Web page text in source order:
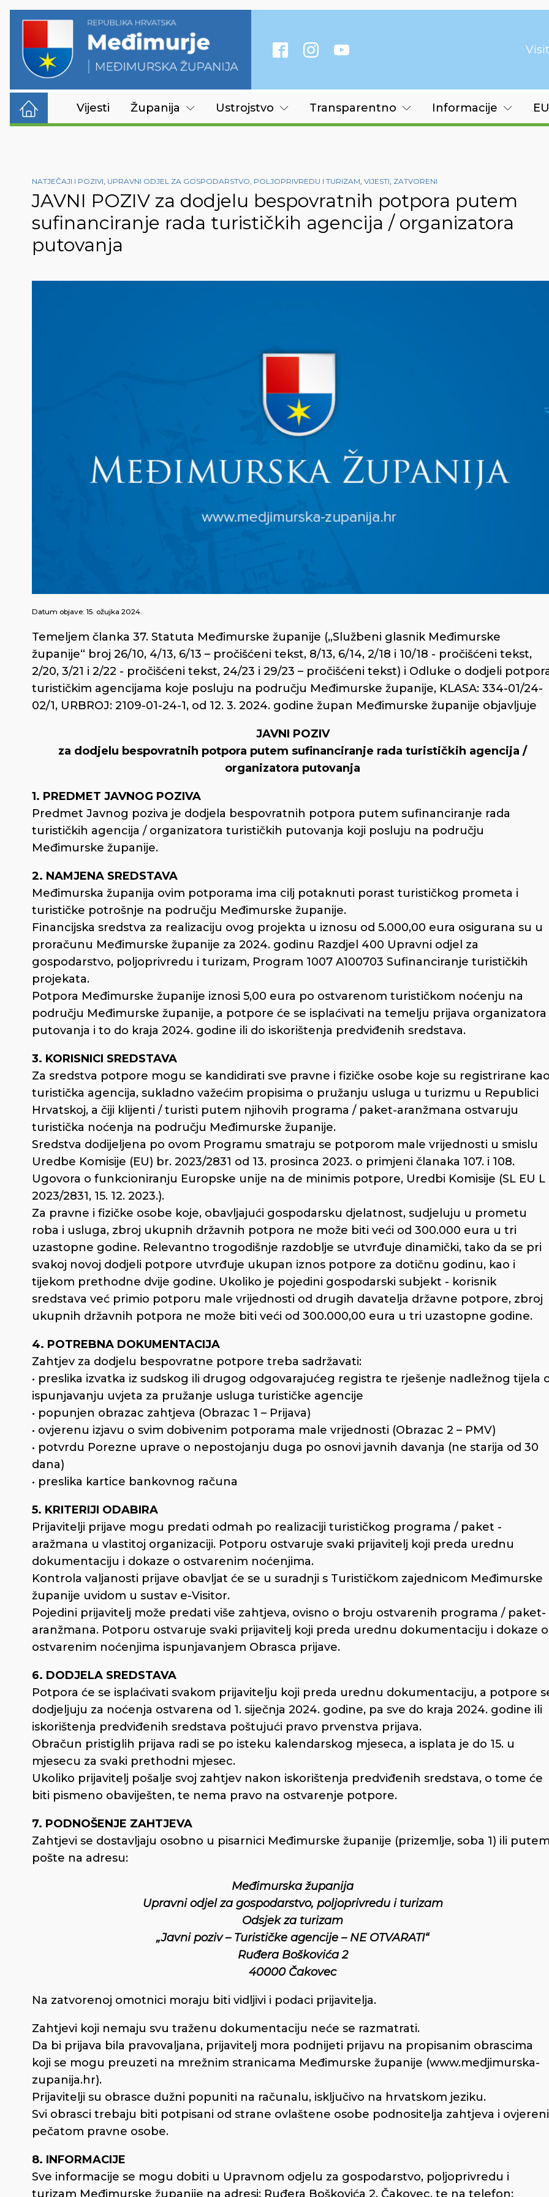
Vijesti Županija Ustrojstvo Transparentno Informacije
NATJEČAJI I POZIVI, UPRAVNI ODJEL ZA GOSPODARSTVO, POLJOPRIVREDU I TURIZAM, VIJESTI, ZATVORENI
JAVNI POZIV za dodjelu bespovratnih potpora putem
sufinanciranje rada turističkih agencija / organizatora
putovanja
Datum objave: 15. ožujka 2024.
Temeljem članka 37. Statuta Međimurske županije („Službeni glasnik Međimurske
županije“ broj 26/10, 4/13, 6/13 – pročišćeni tekst, 8/13, 6/14, 2/18 i 10/18 - pročišćeni tekst,
2/20, 3/21 i 2/22 - pročišćeni tekst, 24/23 i 29/23 – pročišćeni tekst) i Odluke o dodjeli
turističkim agencijama koje posluju na području Međimurske županije, KLASA: 334-01/24-
02/1, URBROJ: 2109-01-24-1, od 12. 3. 2024. godine župan Međimurske županije objavljuje
JAVNI POZIV
za dodjelu bespovratnih potpora putem sufinanciranje rada turističkih agencija /
organizatora putovanja
1. PREDMET JAVNOG POZIVA
Predmet Javnog poziva je dodjela bespovratnih potpora putem sufinanciranje rada
turističkih agencija / organizatora turističkih putovanja koji posluju na području
Međimurske županije.
2. NAMJENA SREDSTAVA
Međimurska županija ovim potporama ima cilj potaknuti porast turističkog prometa i
turističke potrošnje na području Međimurske županije.
Financijska sredstva za realizaciju ovog projekta u iznosu od 5.000,00 eura osigurana su u
proračunu Međimurske županije za 2024. godinu Razdjel 400 Upravni odjel za
gospodarstvo, poljoprivredu i turizam, Program 1007 A100703 Sufinanciranje turističkih
projekata.
Potpora Međimurske županije iznosi 5,00 eura po ostvarenom turističkom noćenju na
području Međimurske županije, a potpore će se isplaćivati na temelju prijava organizatora
putovanja i to do kraja 2024. godine ili do iskorištenja predviđenih sredstava.
3. KORISNICI SREDSTAVA
Za sredstva potpore mogu se kandidirati sve pravne i fizičke osobe koje su registrirane
turistička agencija, sukladno važećim propisima o pružanju usluga u turizmu u Republici
Hrvatskoj, a čiji klijenti / turisti putem njihovih programa / paket-aranžmana ostvaruju
turistička noćenja na području Međimurske županije.
Sredstva dodijeljena po ovom Programu smatraju se potporom male vrijednosti u smislu
Uredbe Komisije (EU) br. 2023/2831 od 13. prosinca 2023. o primjeni članaka 107. i 108.
Ugovora o funkcioniranju Europske unije na de minimis potpore, Uredbi Komisije (SL EU L
2023/2831, 15. 12. 2023.).
Za pravne i fizičke osobe koje, obavljajući gospodarsku djelatnost, sudjeluju u prometu
roba i usluga, zbroj ukupnih državnih potpora ne može biti veći od 300.000 eura u tri
uzastopne godine. Relevantno trogodišnje razdoblje se utvrđuje dinamički, tako da se pri
svakoj novoj dodjeli potpore utvrđuje ukupan iznos potpore za dotičnu godinu, kao i
tijekom prethodne dvije godine. Ukoliko je pojedini gospodarski subjekt - korisnik
sredstava već primio potporu male vrijednosti od drugih davatelja državne potpore, zbroj
ukupnih državnih potpora ne može biti veći od 300.000,00 eura u tri uzastopne godine.
4. POTREBNA DOKUMENTACIJA
Zahtjev za dodjelu bespovratne potpore treba sadržavati:
• preslika izvatka iz sudskog ili drugog odgovarajućeg registra te rješenje nadležnog tijela
ispunjavanju uvjeta za pružanje usluga turističke agencije
• popunjen obrazac zahtjeva (Obrazac 1 – Prijava)
• ovjerenu izjavu o svim dobivenim potporama male vrijednosti (Obrazac 2 – PMV)
• potvrdu Porezne uprave o nepostojanju duga po osnovi javnih davanja (ne starija od 30
dana)
• preslika kartice bankovnog računa
5. KRITERIJI ODABIRA
Prijavitelji prijave mogu predati odmah po realizaciji turističkog programa / paket -
aražmana u vlastitoj organizaciji. Potporu ostvaruje svaki prijavitelj koji preda urednu
dokumentaciju i dokaze o ostvarenim noćenjima.
Kontrola valjanosti prijave obavljat će se u suradnji s Turističkom zajednicom Međimurske
županije uvidom u sustav e-Visitor.
Pojedini prijavitelj može predati više zahtjeva, ovisno o broju ostvarenih programa / paket-
aranžmana. Potporu ostvaruje svaki prijavitelj koji preda urednu dokumentaciju i dokaze o
ostvarenim noćenjima ispunjavanjem Obrasca prijave.
6. DODJELA SREDSTAVA
Potpora će se isplaćivati svakom prijavitelju koji preda urednu dokumentaciju, a potpore
dodjeljuju za noćenja ostvarena od 1. siječnja 2024. godine, pa sve do kraja 2024. godine ili
iskorištenja predviđenih sredstava poštujući pravo prvenstva prijava.
Obračun pristiglih prijava radi se po isteku kalendarskog mjeseca, a isplata je do 15. u
mjesecu za svaki prethodni mjesec.
Ukoliko prijavitelj pošalje svoj zahtjev nakon iskorištenja predviđenih sredstava, o tome će
biti pismeno obaviješten, te nema pravo na ostvarenje potpore.
7. PODNOŠENJE ZAHTJEVA
Zahtjevi se dostavljaju osobno u pisarnici Međimurske županije (prizemlje, soba 1) ili
pošte na adresu:
Međimurska županija
Upravni odjel za gospodarstvo, poljoprivredu i turizam
Odsjek za turizam
„Javni poziv – Turističke agencije – NE OTVARATI“
Ruđera Boškovića 2
40000 Čakovec
Na zatvorenoj omotnici moraju biti vidljivi i podaci prijavitelja.
Zahtjevi koji nemaju svu traženu dokumentaciju neće se razmatrati.
Da bi prijava bila pravovaljana, prijavitelj mora podnijeti prijavu na propisanim obrascima
koji se mogu preuzeti na mrežnim stranicama Međimurske županije (www.medjimurska-
zupanija.hr).
Prijavitelji su obrasce dužni popuniti na računalu, isključivo na hrvatskom jeziku.
Svi obrasci trebaju biti potpisani od strane ovlaštene osobe podnositelja zahtjeva i ovjereni
pečatom pravne osobe.
8. INFORMACIJE
Sve informacije se mogu dobiti u Upravnom odjelu za gospodarstvo, poljoprivredu i
turizam Međimurske županije na adresi: Ruđera Boškovića 2, Čakovec, te na telefon: